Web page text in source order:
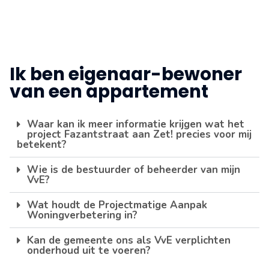
Ik ben eigenaar-bewoner
van een appartement
Waar kan ik meer informatie krijgen wat het
project Fazantstraat aan Zet! precies voor mij
betekent?
Wie is de bestuurder of beheerder van mijn
VvE?
Wat houdt de Projectmatige Aanpak
Woningverbetering in?
Kan de gemeente ons als VvE verplichten
onderhoud uit te voeren?